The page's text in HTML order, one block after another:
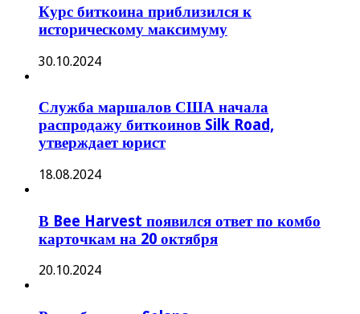
Курс биткоина приблизился к
историческому максимуму
30.10.2024
Служба маршалов США начала
распродажу биткоинов Silk Road,
утверждает юрист
18.08.2024
В Bee Harvest появился ответ по комбо
карточкам на 20 октября
20.10.2024